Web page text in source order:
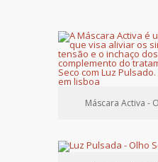
Máscara Activa -